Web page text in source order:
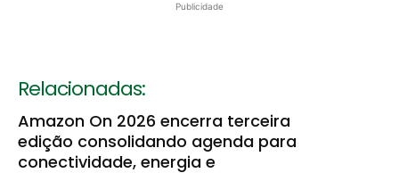
Publicidade
Relacionadas:
Amazon On 2026 encerra terceira
edição consolidando agenda para
conectividade, energia e